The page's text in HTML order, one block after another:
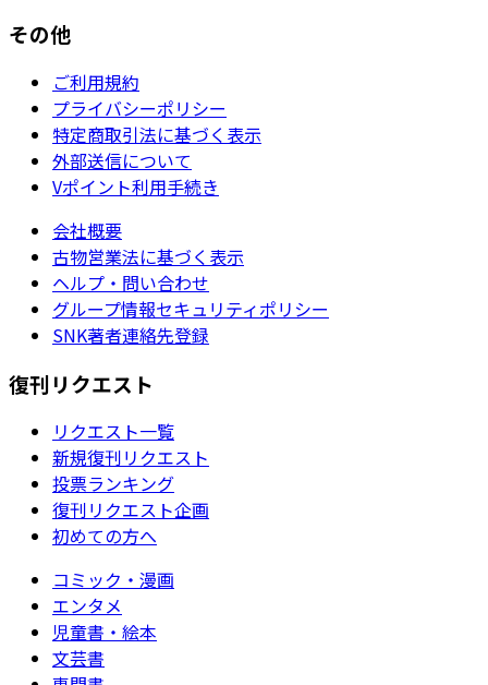
その他
ご利用規約
プライバシーポリシー
特定商取引法に基づく表示
外部送信について
Vポイント利用手続き
会社概要
古物営業法に基づく表示
ヘルプ・問い合わせ
グループ情報セキュリティポリシー
SNK著者連絡先登録
復刊リクエスト
リクエスト一覧
新規復刊リクエスト
投票ランキング
復刊リクエスト企画
初めての方へ
コミック・漫画
エンタメ
児童書・絵本
文芸書